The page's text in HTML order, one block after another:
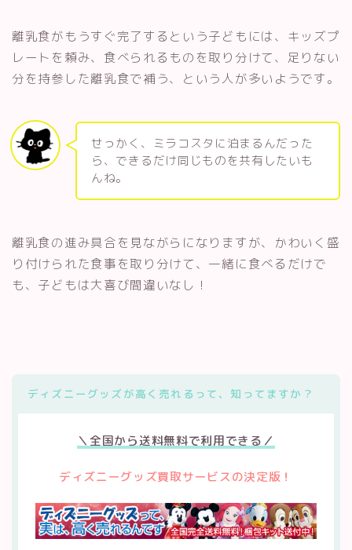
離乳食がもうすぐ完了するという子どもには、キッズプ
レートを頼み、食べられるものを取り分けて、足りない
分を持参した離乳食で補う、という人が多いようです。
せっかく、ミラコスタに泊まるんだった
ら、できるだけ同じものを共有したいも
んね。
離乳食の進み具合を見ながらになりますが、かわいく盛
り付けられた食事を取り分けて、一緒に食べるだけで
も、子どもは大喜び間違いなし！
ディズニーグッズが高く売れるって、知ってますか？
＼全国から送料無料で利用できる／
ディズニーグッズ買取サービスの決定版！